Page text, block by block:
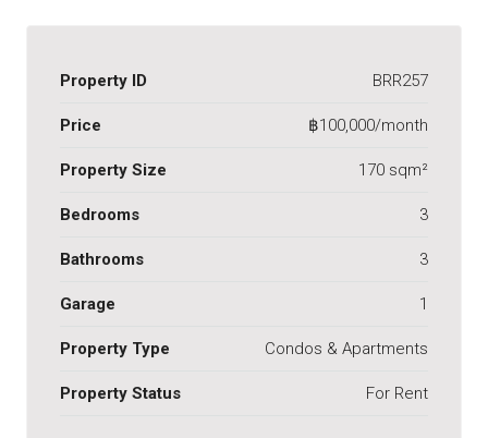
Property ID BRR257
Price ฿100,000/month
Property Size 170 sqm²
Bedrooms 3
Bathrooms 3
Garage 1
Property Type Condos & Apartments
Property Status For Rent